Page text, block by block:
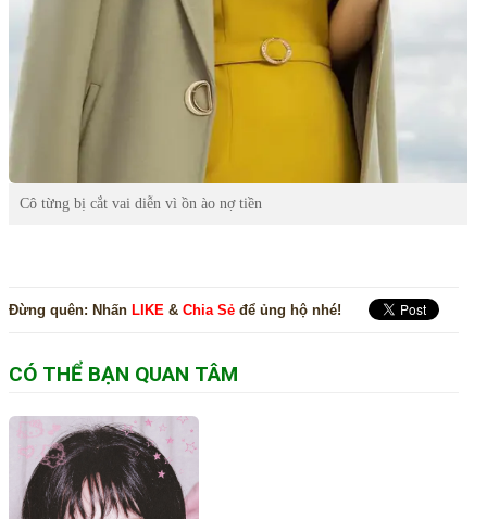
Cô từng bị cắt vai diễn vì ồn ào nợ tiền
Đừng quên: Nhấn LIKE & Chia Sẻ để ủng hộ nhé!
CÓ THỂ BẠN QUAN TÂM